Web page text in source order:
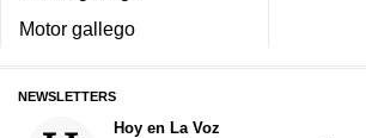
Motor gallego
NEWSLETTERS
Hoy en La Voz